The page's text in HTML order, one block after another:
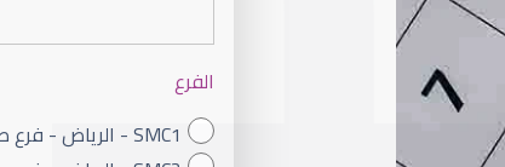
الفرع
SMC1 - الرياض - فرع طريق الملك فهد